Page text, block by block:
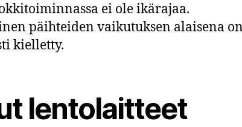
ei ole ikärajaa.
päihteiden vaikutuksen alaisena on
kielletty.
lentolaitteet